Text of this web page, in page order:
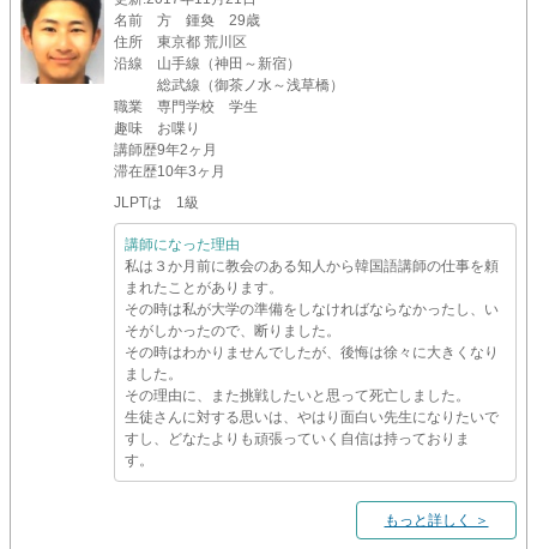
名前
方 鍾奐 29歳
住所
東京都 荒川区
沿線
山手線（神田～新宿）
総武線（御茶ノ水～浅草橋）
職業
専門学校 学生
趣味
お喋り
講師歴9年2ヶ月
滞在歴10年3ヶ月
JLPTは 1級
講師になった理由
私は３か月前に教会のある知人から韓国語講師の仕事を頼
まれたことがあります。
その時は私が大学の準備をしなければならなかったし、い
そがしかったので、断りました。
その時はわかりませんでしたが、後悔は徐々に大きくなり
ました。
その理由に、また挑戦したいと思って死亡しました。
生徒さんに対する思いは、やはり面白い先生になりたいで
すし、どなたよりも頑張っていく自信は持っておりま
す。
もっと詳しく ＞